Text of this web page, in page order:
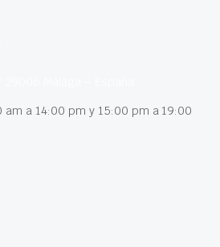
am a 14:00 pm y 15:00 pm a 19:00